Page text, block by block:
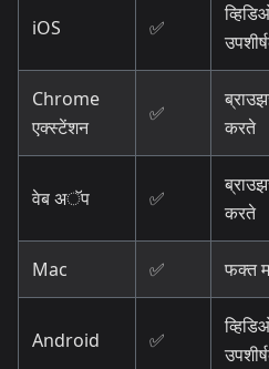
iOS ✅
Chrome
एक्स्टेंशन
✅
करते
वेब अॅप ✅
करते
Mac ✅ फक्त
Android ✅